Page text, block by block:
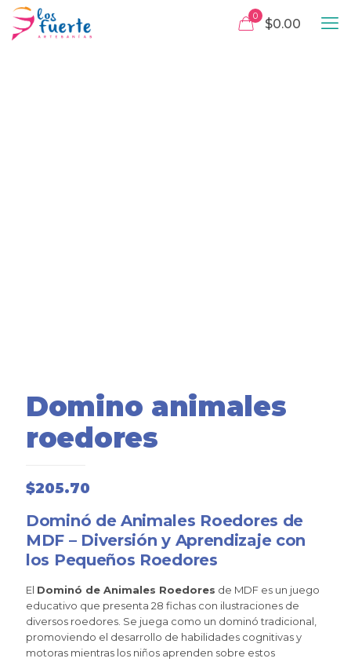
0
$0.00
Domino animales
roedores
$205.70
Dominó de Animales Roedores de
MDF – Diversión y Aprendizaje con
los Pequeños Roedores
El Dominó de Animales Roedores de MDF es un juego
educativo que presenta 28 fichas con ilustraciones de
diversos roedores. Se juega como un dominó tradicional,
promoviendo el desarrollo de habilidades cognitivas y
motoras mientras los niños aprenden sobre estos